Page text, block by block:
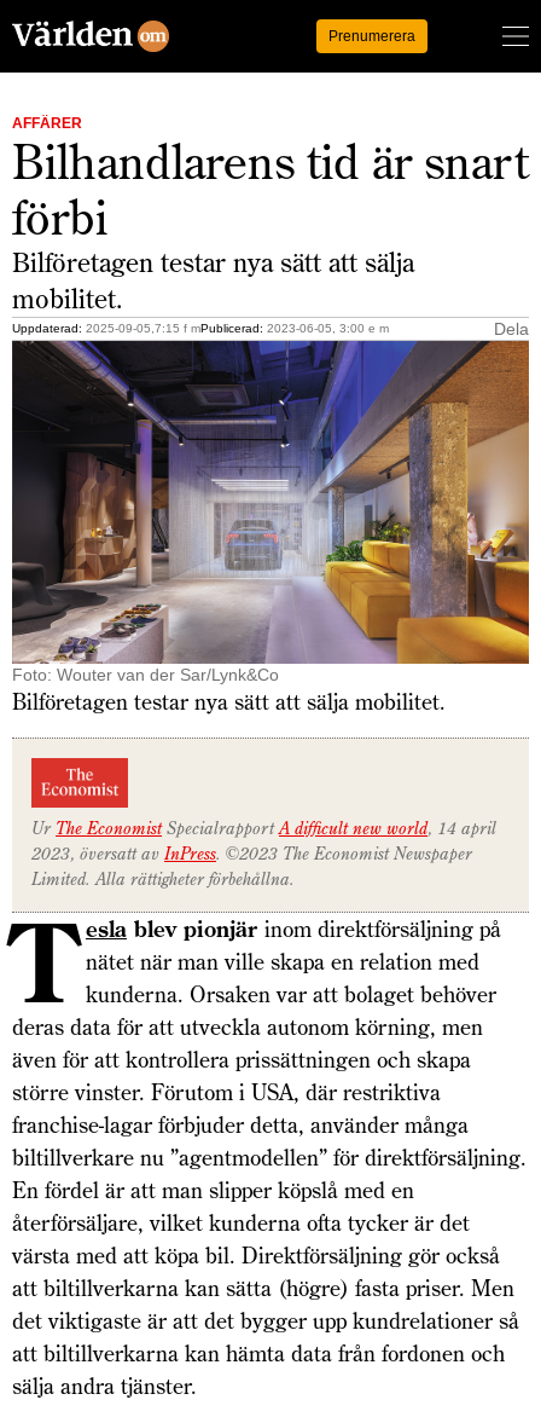
Prenumerera
AFFÄRER
Bilhandlarens tid är snart
förbi
Bilföretagen testar nya sätt att sälja
mobilitet.
Uppdaterad: 2025-09-05,7:15 f mPublicerad: 2023-06-05, 3:00 e m Dela
Foto: Wouter van der Sar/Lynk&Co
Bilföretagen testar nya sätt att sälja mobilitet.
Ur The EconomistSpecialrapportA difficult new world, 14 april
2023, översatt av InPress. ©2023 The Economist Newspaper
Limited. Alla rättigheter förbehållna.
T esla blev pionjär inom direktförsäljning på
nätet när man ville skapa en relation med
kunderna. Orsaken var att bolaget behöver
deras data för att utveckla autonom körning, men
även för att kontrollera prissättningen och skapa
större vinster. Förutom i USA, där restriktiva
franchise-lagar förbjuder detta, använder många
biltillverkare nu ”agentmodellen” för direktförsäljning.
En fördel är att man slipper köpslå med en
återförsäljare, vilket kunderna ofta tycker är det
värsta med att köpa bil. Direktförsäljning gör också
att biltillverkarna kan sätta (högre) fasta priser. Men
det viktigaste är att det bygger upp kundrelationer så
att biltillverkarna kan hämta data från fordonen och
sälja andra tjänster.